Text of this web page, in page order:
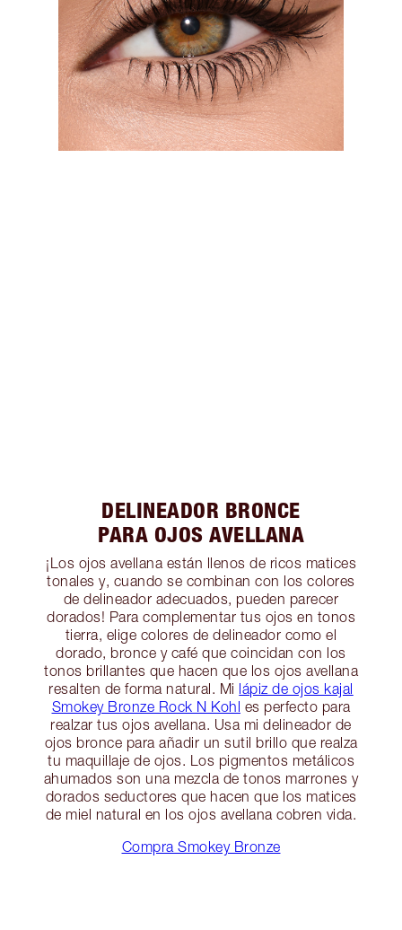
DELINEADOR BRONCE
PARA OJOS AVELLANA
¡Los ojos avellana están llenos de ricos matices
tonales y, cuando se combinan con los colores
de delineador adecuados, pueden parecer
dorados! Para complementar tus ojos en tonos
tierra, elige colores de delineador como el
dorado, bronce y café que coincidan con los
tonos brillantes que hacen que los ojos avellana
resalten de forma natural. Mi lápiz de ojos kajal
Smokey Bronze Rock N Kohl es perfecto para
realzar tus ojos avellana. Usa mi delineador de
ojos bronce para añadir un sutil brillo que realza
tu maquillaje de ojos. Los pigmentos metálicos
ahumados son una mezcla de tonos marrones y
dorados seductores que hacen que los matices
de miel natural en los ojos avellana cobren vida.
Compra Smokey Bronze